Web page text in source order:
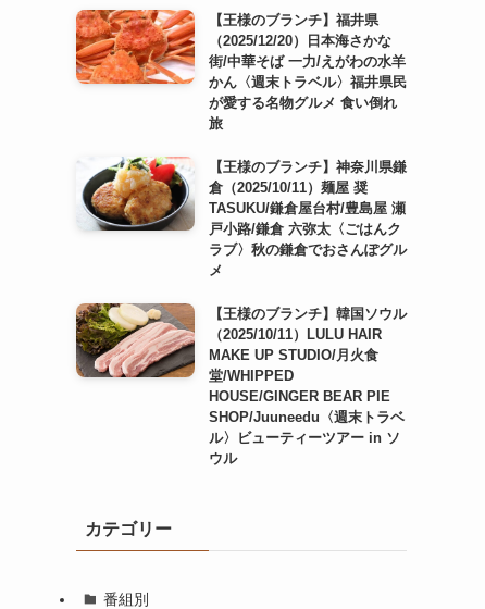
【王様のブランチ】福井県
（2025/12/20）日本海さかな
街/中華そば 一力/えがわの水羊
かん〈週末トラベル〉福井県民
が愛する名物グルメ 食い倒れ
旅
【王様のブランチ】神奈川県鎌
倉（2025/10/11）麺屋 奨
TASUKU/鎌倉屋台村/豊島屋 瀬
戸小路/鎌倉 六弥太〈ごはんク
ラブ〉秋の鎌倉でおさんぽグル
メ
【王様のブランチ】韓国ソウル
（2025/10/11）LULU HAIR
MAKE UP STUDIO/月火食
堂/WHIPPED
HOUSE/GINGER BEAR PIE
SHOP/Juuneedu〈週末トラベ
ル〉ビューティーツアー in ソ
ウル
カテゴリー
番組別